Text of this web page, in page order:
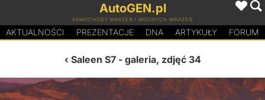
AutoGEN.pl
SAMOCHODY MARZEŃ I MOCNYCH WRAŻEŃ
AKTUALNOŚCI PREZENTACJE DNA ARTYKUŁY FORUM
Saleen S7- galeria, zdjęć 34